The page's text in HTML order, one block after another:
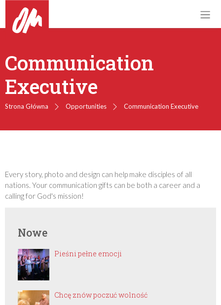
Communication
Executive
Strona Główna Opportunities Communication Executive
Every story, photo and design can help make disciples of all
nations. Your communication gifts can be both a career and a
calling for God's mission!
Nowe
Pieśni pełne emocji
Chcę znów poczuć wolność